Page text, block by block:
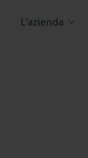
L'azienda